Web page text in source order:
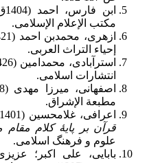
ابن فارس، احمد (1404ق)،
مکتب الإعلام الإسلامی.
ازهری، محمدبن احمد (1421ق)،
إحیاء التراث العربی.
استرآبادی، محمدامین (1426ق)،
انتشارات اسلامی.
اصفهانی، میرزا مهدی (1438ق)،
مطبعة الإشراق.
اعرافی، غلامحسین (1401)،
قرآن بر پایۀ کلام
علوم و فرهنگ اسلامی.
بابایی، علی اکبر؛